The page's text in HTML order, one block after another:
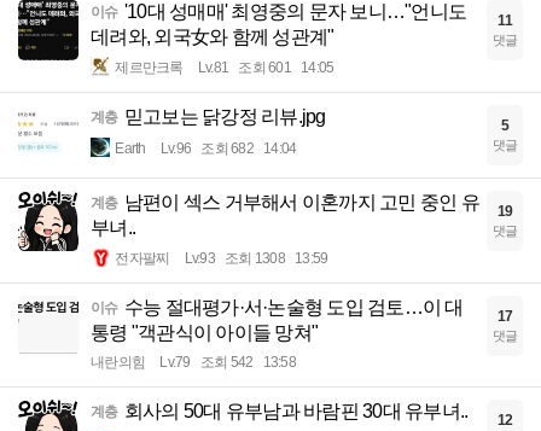
이슈 '10대 성매매' 최영중의 문자 보니…"언니도
데려와, 외국女와 함께 성관계"
제르만크록 Lv.81 조회 601 14:05
11
댓글
계층 믿고보는 닭강정 리뷰.jpg
Earth Lv.96 조회 682 14:04
5
댓글
계층 남편이 섹스 거부해서 이혼까지 고민 중인 유
부녀..
전자팔찌 Lv.93 조회 1308 13:59
19
댓글
이슈 수능 절대평가·서·논술형 도입 검토…이 대
통령 "객관식이 아이들 망쳐"
내란의힘 Lv.79 조회 542 13:58
17
댓글
계층 회사의 50대 유부남과 바람핀 30대 유부녀.. 12